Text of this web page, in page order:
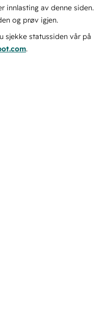
innlasting av denne siden.
og prøv igjen.
sjekke statussiden vår på
.